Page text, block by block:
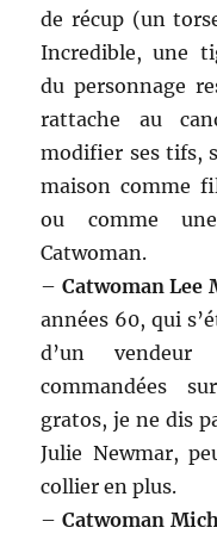
de récup (un
Incredible, une
du personnage
rattache au
modifier ses tifs,
maison comme
ou comme
Catwoman.
– Catwoman Lee
années 60, qui
d’un vendeur
commandées
gratos, je ne dis
Julie Newmar,
collier en plus.
–Catwoman